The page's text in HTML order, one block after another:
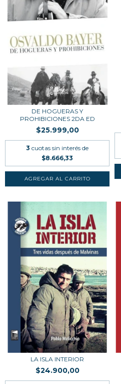
DE HOGUERAS Y
PROHIBICIONES 2DA ED
$25.999,00
3 cuotas sin interés de
$8.666,33
LA ISLA INTERIOR
$24.900,00